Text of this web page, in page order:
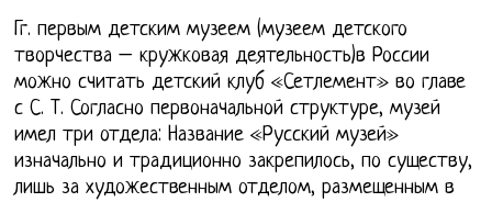
Гг. первым детским музеем (музеем детского
творчества – кружковая деятельность)в России
можно считать детский клуб «Сетлемент» во главе
с С. Т. Согласно первоначальной структуре, музей
имел три отдела: Название «Русский музей»
изначально и традиционно закрепилось, по существу,
лишь за художественным отделом, размещенным в